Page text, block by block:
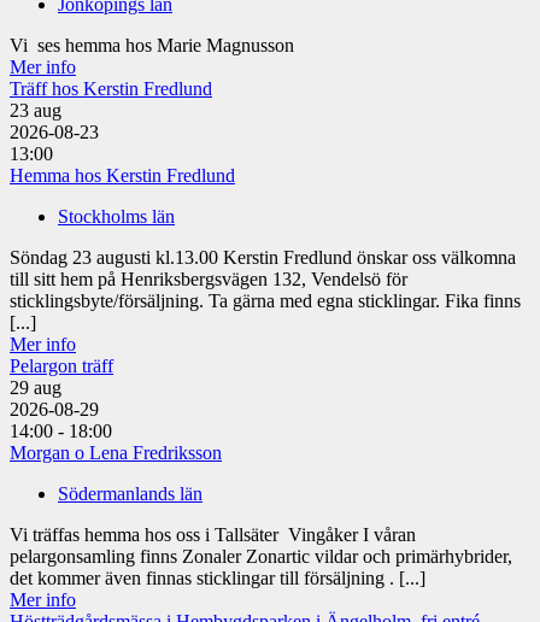
Vi ses hemma hos Marie Magnusson
Mer info
Träff hos Kerstin Fredlund
23 aug
2026-08-23
13:00
Hemma hos Kerstin Fredlund
Stockholms län
Söndag 23 augusti kl.13.00 Kerstin Fredlund önskar oss välkomna
till sitt hem på Henriksbergsvägen 132, Vendelsö för
sticklingsbyte/försäljning. Ta gärna med egna sticklingar. Fika finns
[...]
Mer info
Pelargon träff
29 aug
2026-08-29
14:00 - 18:00
Morgan o Lena Fredriksson
Södermanlands län
Vi träffas hemma hos oss i Tallsäter Vingåker I våran
pelargonsamling finns Zonaler Zonartic vildar och primärhybrider,
det kommer även finnas sticklingar till försäljning . [...]
Mer info